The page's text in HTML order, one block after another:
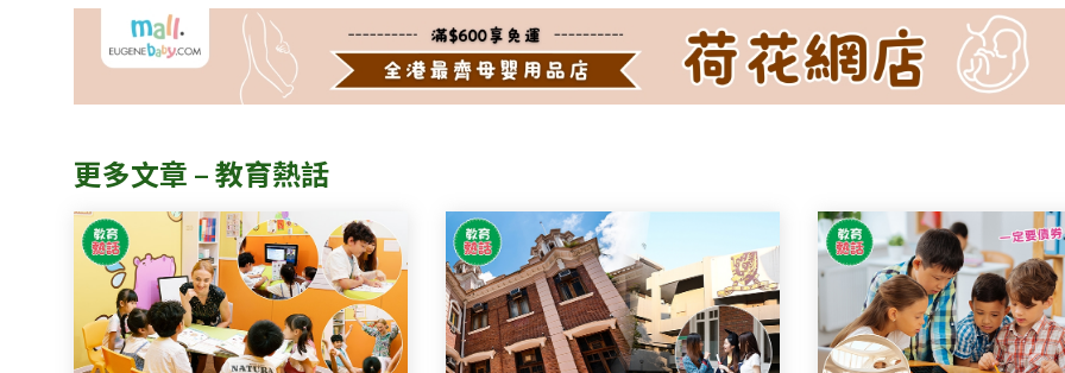
更多文章 – 教育熱話